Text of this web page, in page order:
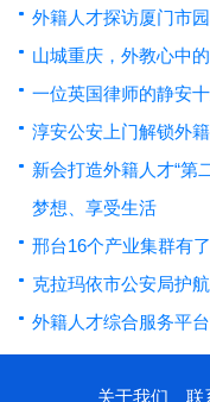
外籍人才探访厦门市
山城重庆，外教心中
一位英国律师的静安
淳安公安上门解锁外
新会打造外籍人才“第
梦想、享受生活
邢台16个产业集群有
克拉玛依市公安局护
外籍人才综合服务平
关于我们 联